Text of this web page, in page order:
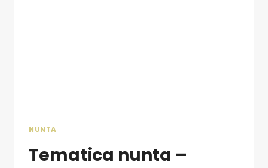
NUNTA
Tematica nunta –